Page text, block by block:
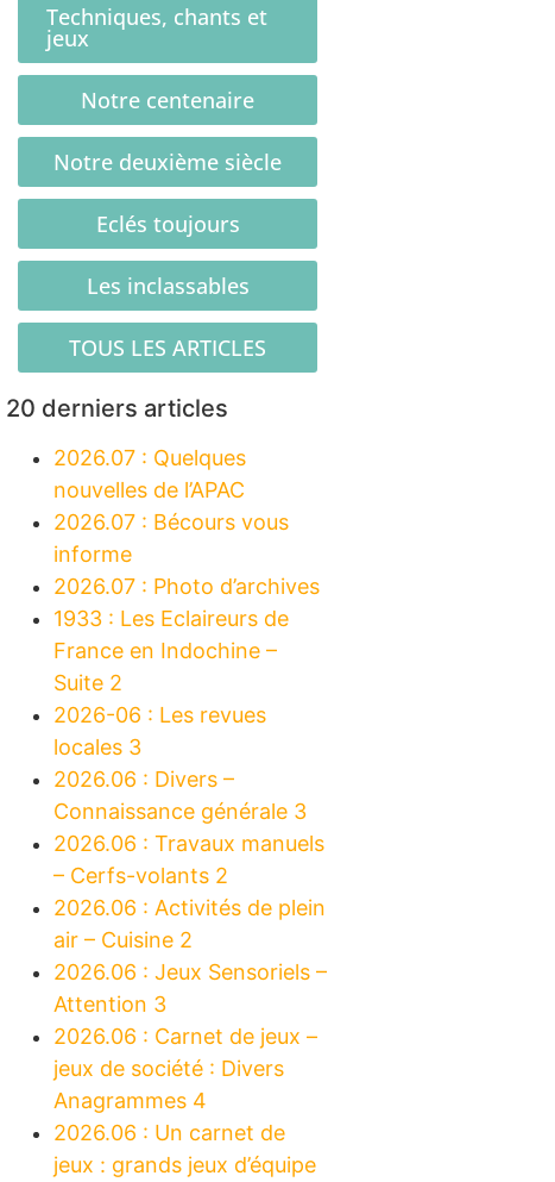
Techniques, chants et
jeux
Notre centenaire
Notre deuxième siècle
Eclés toujours
Les inclassables
TOUS LES ARTICLES
20 derniers articles
2026.07 : Quelques
nouvelles de l’APAC
2026.07 : Bécours vous
informe
2026.07 : Photo d’archives
1933 : Les Eclaireurs de
France en Indochine –
Suite 2
2026-06 : Les revues
locales 3
2026.06 : Divers –
Connaissance générale 3
2026.06 : Travaux manuels
– Cerfs-volants 2
2026.06 : Activités de plein
air – Cuisine 2
2026.06 : Jeux Sensoriels –
Attention 3
2026.06 : Carnet de jeux –
jeux de société : Divers
Anagrammes 4
2026.06 : Un carnet de
jeux : grands jeux d’équipe